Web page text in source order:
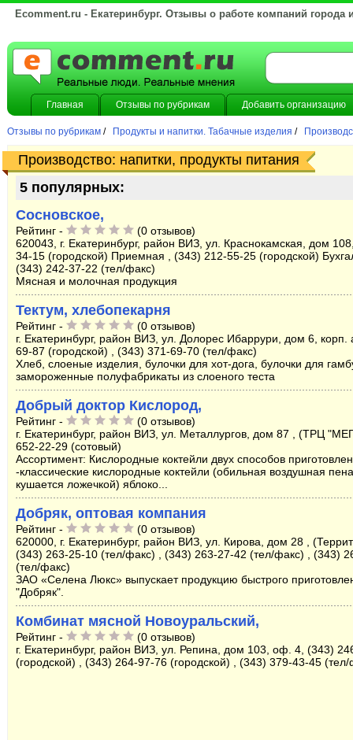
Ecomment.ru - Екатеринбург. Отзывы о работе компаний города
Главная Отзывы по рубрикам Добавить организацию
Отзывы по рубрикам / Продукты и напитки. Табачные изделия /
Производство: напитки, продукты питания
5 популярных:
Сосновское,
Рейтинг -
(0 отзывов)
620043, г. Екатеринбург, район ВИЗ, ул. Краснокамская, дом
34-15 (городской) Приемная , (343) 212-55-25 (городской)
(343) 242-37-22 (тел/факс)
Мясная и молочная продукция
Тектум, хлебопекарня
Рейтинг -
(0 отзывов)
г. Екатеринбург, район ВИЗ, ул. Долорес Ибаррури, дом 6, корп.
69-87 (городской) , (343) 371-69-70 (тел/факс)
Хлеб, слоеные изделия, булочки для хот-дога, булочки для
замороженные полуфабрикаты из слоеного теста
Добрый доктор Кислород,
Рейтинг -
(0 отзывов)
г. Екатеринбург, район ВИЗ, ул. Металлургов, дом 87 , (ТРЦ
652-22-29 (сотовый)
Ассортимент: Кислородные коктейли двух способов
-классические кислородные коктейли (обильная воздушная
кушается ложечкой) яблоко...
Добряк, оптовая компания
Рейтинг -
(0 отзывов)
620000, г. Екатеринбург, район ВИЗ, ул. Кирова, дом 28 ,
(343) 263-25-10 (тел/факс) , (343) 263-27-42 (тел/факс) , (343)
(тел/факс)
ЗАО «Селена Люкс» выпускает продукцию быстрого
"Добряк".
Комбинат мясной Новоуральский,
Рейтинг -
(0 отзывов)
г. Екатеринбург, район ВИЗ, ул. Репина, дом 103, оф. 4, (343)
(городской) , (343) 264-97-76 (городской) , (343) 379-43-45